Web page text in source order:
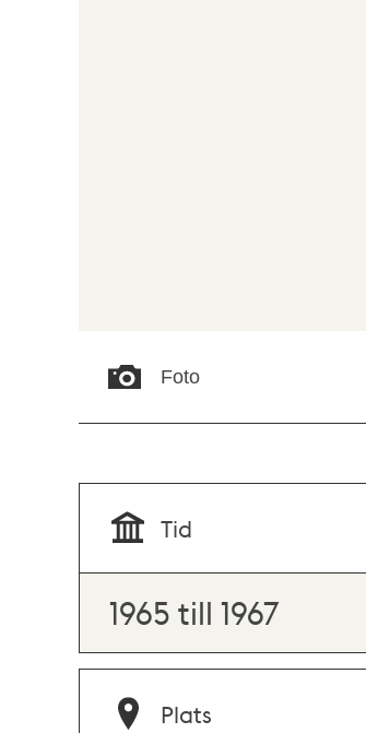
Foto
Tid
1965 till 1967
Plats